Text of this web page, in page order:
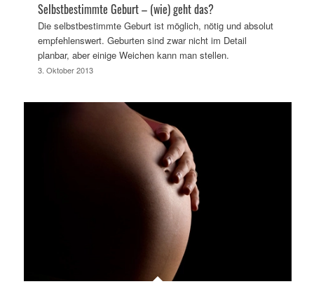
Selbstbestimmte Geburt – (wie) geht das?
Die selbstbestimmte Geburt ist möglich, nötig und absolut
empfehlenswert. Geburten sind zwar nicht im Detail
planbar, aber einige Weichen kann man stellen.
3. Oktober 2013